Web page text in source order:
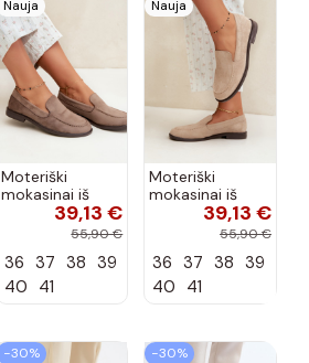
Nauja
Moteriški
mokasinai iš
dirbtinės
zomšos, molio
39,13 €
55,90 €
36 37 38 39
40 41
Nauja
Moteriški
mokasinai iš
dirbtinės
zomšos, smėlio
39,13 €
55,90 €
36 37 38 39
40 41
−30% −30%